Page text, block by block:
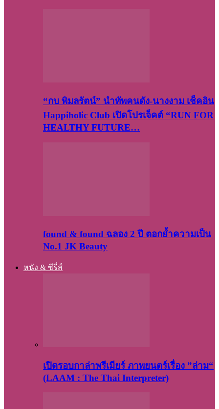
“กบ พิมลรัตน์” นำทัพคนดัง-นางงาม เช็คอิน
Happiholic Club เปิดโปรเจ็คต์ “RUN FOR
HEALTHY FUTURE…
found & found ฉลอง 2 ปี ตอกย้ำความเป็น
No.1 JK Beauty
หนัง & ซีรี่ส์
เปิดรอบกาล่าพรีเมียร์ ภาพยนตร์เรื่อง ”ล่าม“
(LAAM : The Thai Interpreter)